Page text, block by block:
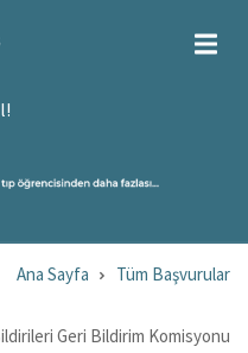
Ana Sayfa Tüm Başvurular
Geri Bildirim Komisyonu